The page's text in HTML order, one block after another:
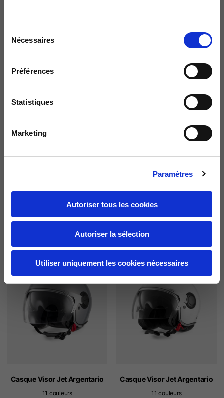
Nécessaires
Préférences
Statistiques
Marketing
Paramètres
Autoriser tous les cookies
Autoriser la sélection
Utiliser uniquement les cookies nécessaires
Casque Visor Jet Argentario
Casque Visor Jet Argentario
11 couleurs
Casque Visor Jet Argentario
11 couleurs
Casque Visor Jet Argentario
11 couleurs
Casque Visor Jet Argentario
11 couleurs